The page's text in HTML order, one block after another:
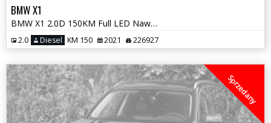
BMW X1
BMW X1 2.0D 150KM Full LED Nawigacja 100% Bezwypadkowa Bardzo Zadbana
2.0 Diesel KM 150 2021 226927
Sprzedany